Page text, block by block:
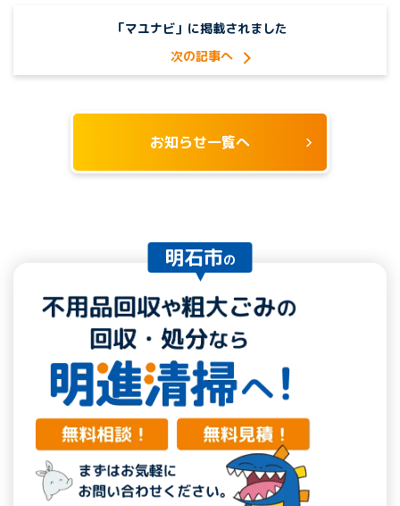
「マユナビ」に掲載されました
お知らせ一覧へ
明石市の